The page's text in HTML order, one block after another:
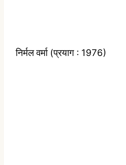
निर्मल वर्मा (प्रयाग : 1976)